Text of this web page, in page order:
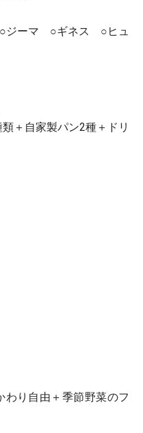
○ジーマ ○ギネス ○ヒュ
＋自家製パン2種＋ドリ
わり自由＋季節野菜のフ